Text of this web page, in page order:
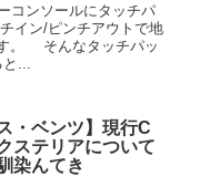
コンソールにタッチパ
イン/ピンチアウトで地
。 そんなタッチパッ
...
・ベンツ】現行C
ステリアについて
染んてき